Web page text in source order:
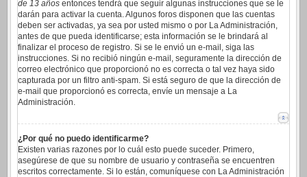
de 13 años entonces tendrá que seguir algunas instrucciones que se le
darán para activar la cuenta. Algunos foros disponen que las cuentas
deben ser activadas, ya sea por usted mismo o por La Administración,
antes de que pueda identificarse; esta información se le brindará al
finalizar el proceso de registro. Si se le envió un e-mail, siga las
instrucciones. Si no recibió ningún e-mail, seguramente la dirección de
correo electrónico que proporcionó no es correcta o tal vez haya sido
capturada por un filtro anti-spam. Si está seguro de que la dirección de
e-mail que proporcionó es correcta, envíe un mensaje a La
Administración.
¿Por qué no puedo identificarme?
Existen varias razones por lo cuál esto puede suceder. Primero,
asegúrese de que su nombre de usuario y contraseña se encuentren
escritos correctamente. Si lo están, comuníquese con La Administración